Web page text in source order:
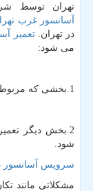
تهران توسط
آسانسور غرب
در تهران.تعمیر
می شود:
1.بخشی که مربوط به تعمیر گیربکس و موتور آسانسور می شود
2.بخش دیگر
شود.
سرویس آسانسور
مشکلاتی مانند